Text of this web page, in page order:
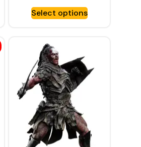
Avalon – WETA
WORKSHOP
Select options